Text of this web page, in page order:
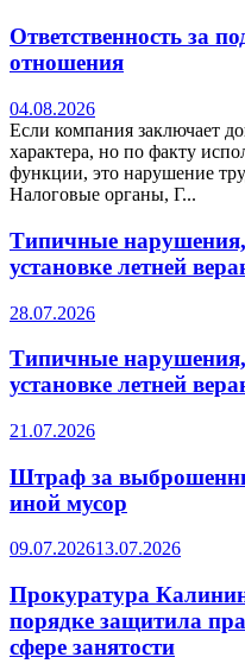
Ответственность за
отношения
04.08.2026
Если компания заключает
характера, но по факту
функции, это нарушение
Налоговые органы, Г...
Типичные
установке летней
28.07.2026
Типичные
установке летней
21.07.2026
Штраф за
иной мусор
09.07.202613.07.2026
Прокуратура
порядке защитила
сфере занятости